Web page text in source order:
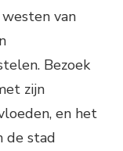
van
Bezoek
zijn
en het
de stad